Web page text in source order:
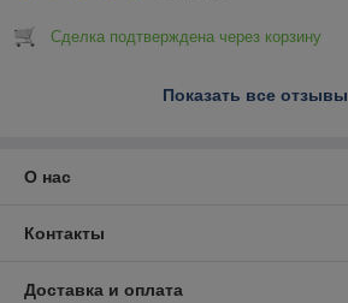
Сделка подтверждена через корзину
Показать все отзывы
О нас
Контакты
Доставка и оплата